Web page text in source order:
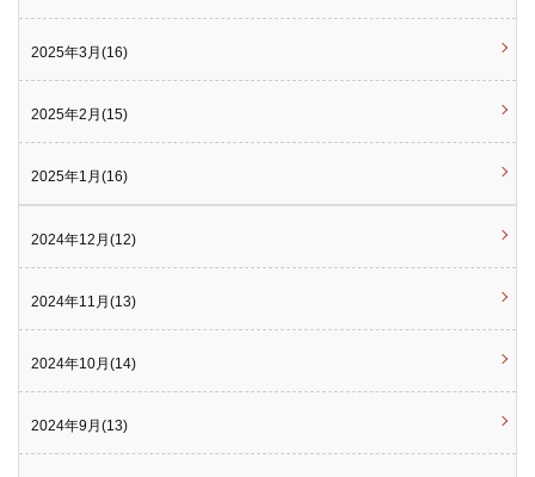
2025年3月(16)
2025年2月(15)
2025年1月(16)
2024年12月(12)
2024年11月(13)
2024年10月(14)
2024年9月(13)